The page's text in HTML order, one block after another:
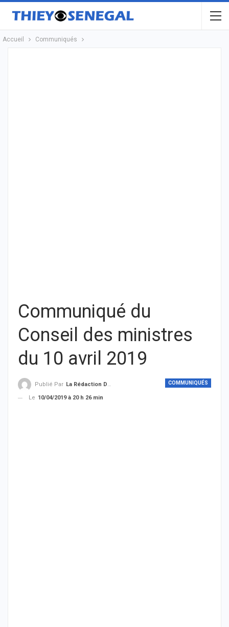
Accueil Communiqués
Communiqué du
Conseil des ministres
du 10 avril 2019
COMMUNIQUÉS
Publié Par La Rédaction De THIEYSENEGAL.com
Le 10/04/2019 à 20 h 26 min